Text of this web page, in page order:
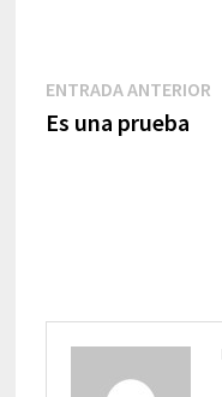
Navegación
entradas
ENTRADA ANTERIOR
Es una prueba